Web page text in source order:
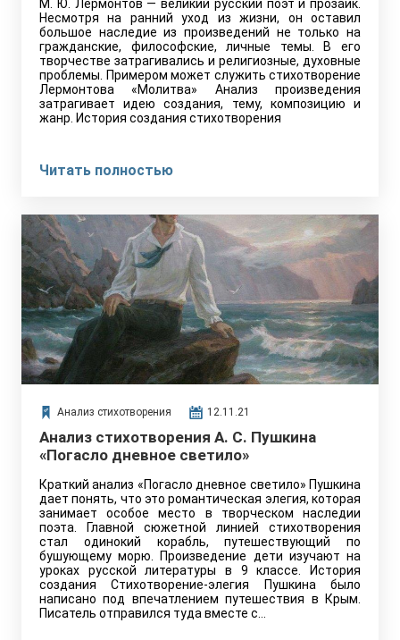
М. Ю. Лермонтов — великий русский поэт и прозаик.
Несмотря на ранний уход из жизни, он оставил
большое наследие из произведений не только на
гражданские, философские, личные темы. В его
творчестве затрагивались и религиозные, духовные
проблемы. Примером может служить стихотворение
Лермонтова «Молитва» Анализ произведения
затрагивает идею создания, тему, композицию и
жанр. История создания стихотворения
Читать полностью
Анализ стихотворения 12.11.21
Анализ стихотворения А. С. Пушкина
«Погасло дневное светило»
Краткий анализ «Погасло дневное светило» Пушкина
дает понять, что это романтическая элегия, которая
занимает особое место в творческом наследии
поэта. Главной сюжетной линией стихотворения
стал одинокий корабль, путешествующий по
бушующему морю. Произведение дети изучают на
уроках русской литературы в 9 классе. История
создания Стихотворение-элегия Пушкина было
написано под впечатлением путешествия в Крым.
Писатель отправился туда вместе с…